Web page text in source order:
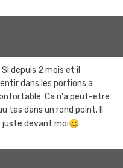
depuis 2 mois et il
dans les portions a
Ca n'a peut-etre
tas dans un rond point. Il
juste devant moi🤐